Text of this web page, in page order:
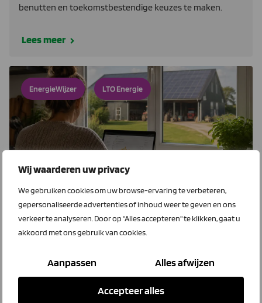
Wij waarderen uw privacy
We gebruiken cookies om uw browse-ervaring te verbeteren,
gepersonaliseerde advertenties of inhoud weer te geven en ons
verkeer te analyseren. Door op "Alles accepteren" te klikken, gaat u
akkoord met ons gebruik van cookies.
Aanpassen Alles afwijzen
Accepteer alles
benutten en toekomstbestendige keuzes te maken.
Lees meer
EnergieWijzer LTO Energie
Salderen stopt. Wat zijn de gevolgen
voor jou?
salderen. Wat zijn de gevolgen voor jou? Past je
salderingsregeling stopt?